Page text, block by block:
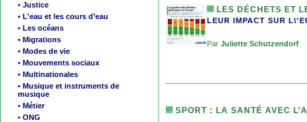
• Justice
• L'eau et les cours d’eau
• Les océans
• Migrations
• Modes de vie
• Mouvements sociaux
• Multinationales
• Musique et instruments de
musique
• Métier
• ONG
LES DÉCHETS ET
LEUR IMPACT SUR
Par Juliette Schutzendorf
SPORT : LA SANTÉ AVEC